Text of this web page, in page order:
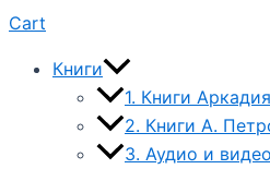
Cart
Книги
1. Книги
2. Книги А.
3. Аудио и